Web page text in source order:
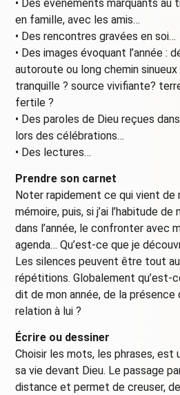
• Des événements marquants au
en famille, avec les amis…
• Des rencontres gravées en soi…
• Des images évoquant l’année :
autoroute ou long chemin
tranquille ? source vivifiante?
fertile ?
• Des paroles de Dieu reçues
lors des célébrations…
• Des lectures…
Prendre son carnet
Noter rapidement ce qui vient de
mémoire, puis, si j’ai l’habitude
dans l’année, le confronter avec
agenda… Qu’est-ce que je
Les silences peuvent être tout
répétitions. Globalement qu’est-
dit de mon année, de la présence
relation à lui ?
Écrire ou dessiner
Choisir les mots, les phrases, est
sa vie devant Dieu. Le passage
distance et permet de creuser,